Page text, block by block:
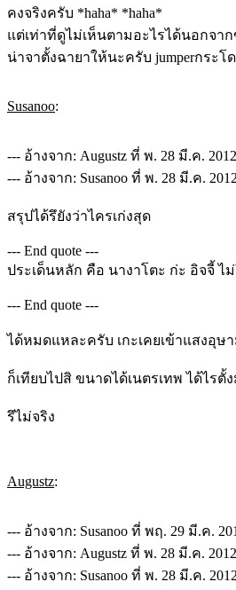
คงจริงครับ *haha* *haha*
แต่เท่าที่ดูไม่เห็นตามอะไรได้นอกจา
น่าจาตั้งฉายาให้นะครับ jumperกระโ
Susanoo:
--- อ้างจาก: Augustz ที่ พ. 28 มี.ค.
--- อ้างจาก: Susanoo ที่ พ. 28 มี.ค.
สรุปได้รึยังว่าไครเก่งสุด
--- End quote ---
ประเด็นหลัก คือ นางาโตะ ก่ะ อิจจี้ ไ
--- End quote ---
ได้หมดแหละครับ เกะเคยเข้าแสงอุษ
ก็เทียบไปสิ ขนาดได้เนตรเทพ ได้ไร
รึไม่จริง
Augustz:
--- อ้างจาก: Susanoo ที่ พฤ. 29 มี.ค.
--- อ้างจาก: Augustz ที่ พ. 28 มี.ค.
--- อ้างจาก: Susanoo ที่ พ. 28 มี.ค.